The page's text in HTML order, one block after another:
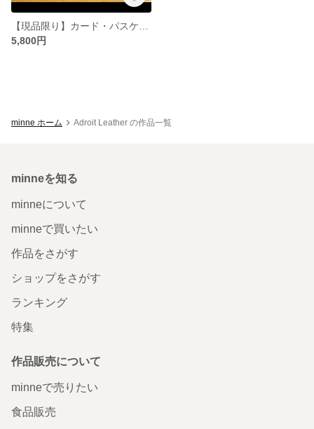
5,800円
minne ホーム Adroit Leather の作品一覧
minneを知る
minneについて
minneで買いたい
作品をさがす
ショップをさがす
ランキング
特集
作品販売について
minneで売りたい
食品販売